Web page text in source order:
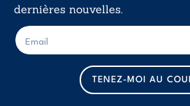
dernières nouvelles.
m
a
i
l
E
-
m
TENEZ-MOI AU